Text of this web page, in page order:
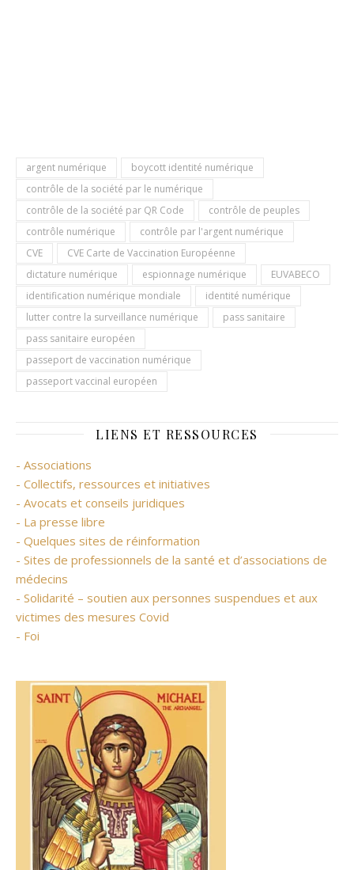
argent numérique
boycott identité numérique
contrôle de la société par le numérique
contrôle de la société par QR Code
contrôle de peuples
contrôle numérique
contrôle par l'argent numérique
CVE
CVE Carte de Vaccination Européenne
dictature numérique
espionnage numérique
EUVABECO
identification numérique mondiale
identité numérique
lutter contre la surveillance numérique
pass sanitaire
pass sanitaire européen
passeport de vaccination numérique
passeport vaccinal européen
LIENS ET RESSOURCES
- Associations
- Collectifs, ressources et initiatives
- Avocats et conseils juridiques
- La presse libre
- Quelques sites de réinformation
- Sites de professionnels de la santé et d’associations de
médecins
- Solidarité – soutien aux personnes suspendues et aux
victimes des mesures Covid
- Foi